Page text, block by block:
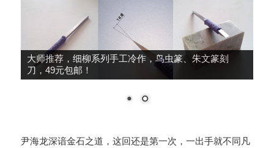
篆刻转印贴，刀法练习，兴趣提升，12大张240印面，
39元包邮！
尹海龙深谙金石之道，这回还是第一次，一出手就不同凡